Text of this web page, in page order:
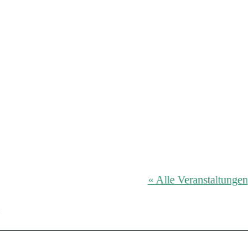
« Alle Veranstaltungen